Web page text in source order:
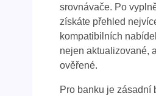
srovnávače. Po
získáte přehled
kompatibilních
nejen aktualizované,
ověřené.
Pro banku je zásadní